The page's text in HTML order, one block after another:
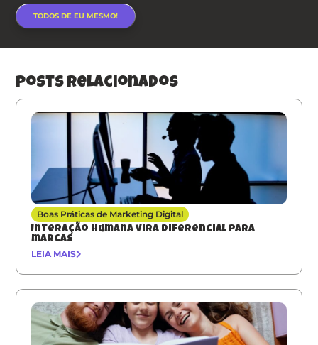
TODOS DE EU MESMO!
posts relacionados
Boas Práticas de Marketing Digital
Interação humana vira diferencial para
marcas
LEIA MAIS